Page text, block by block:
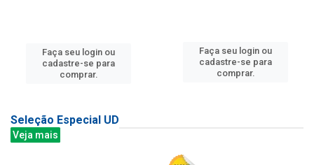
Faça seu login ou
cadastre-se para
comprar.
Faça seu login ou
cadastre-se para
comprar.
Seleção Especial UD
Veja mais